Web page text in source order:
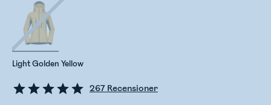
267Recensioner
Light Golden Yellow